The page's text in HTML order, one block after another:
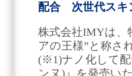
配合 次世代スキ
株式会社IMYは、
アの王様”と称さ
(※1)ナノ化して
ンヌ)』を発売い